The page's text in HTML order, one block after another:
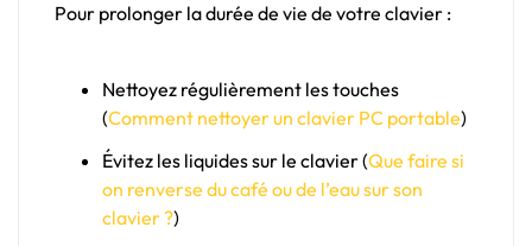
Pour prolonger la durée de vie de votre clavier :
Nettoyez régulièrement les touches
(Comment nettoyer un clavier PC portable)
Évitez les liquides sur le clavier (Que faire si
on renverse du café ou de l’eau sur son
clavier ?)